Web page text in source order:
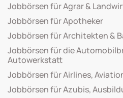
Jobbörsen für Agrar &
Jobbörsen für Apotheker
Jobbörsen für Architekten &
Jobbörsen für die
Autowerkstatt
Jobbörsen für Airlines,
Jobbörsen für Azubis,